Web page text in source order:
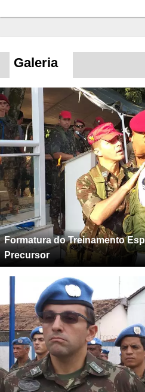
Galeria
Formatura do Treinamento
Precursor